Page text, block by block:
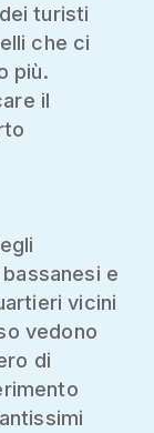
turisti
che ci
più.
il
e
vicini
vedono
di